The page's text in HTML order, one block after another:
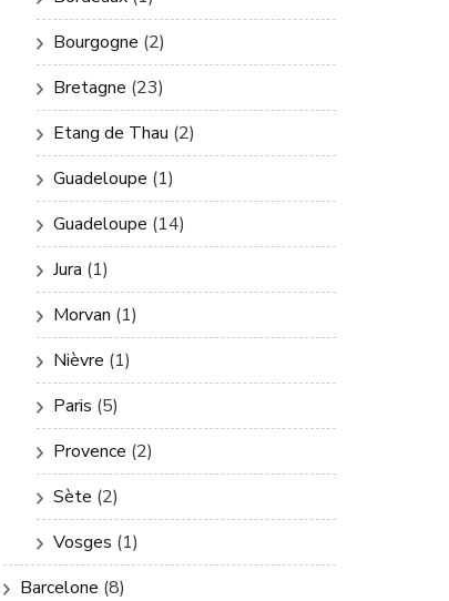
Bourgogne (2)
Bretagne (23)
Etang de Thau (2)
Guadeloupe (1)
Guadeloupe (14)
Jura (1)
Morvan (1)
Nièvre (1)
Paris (5)
Provence (2)
Sète (2)
Vosges (1)
Barcelone (8)